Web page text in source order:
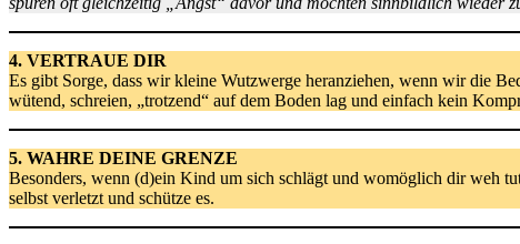
4. VERTRAUE DIR
Es gibt Sorge, dass wir kleine Wutzwerge heranziehen, wenn wir die
wütend, schreien, „trotzend“ auf dem Boden lag und einfach kein
5. WAHRE DEINE GRENZE
Besonders, wenn (d)ein Kind um sich schlägt und womöglich dir weh
selbst verletzt und schütze es.